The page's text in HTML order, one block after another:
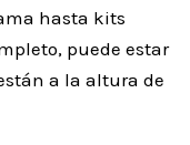
hasta kits
puede estar
a la altura de